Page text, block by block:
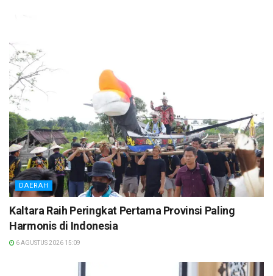
DAERAH
Kaltara Raih Peringkat Pertama Provinsi Paling
Harmonis di Indonesia
6 AGUSTUS 2026 15:09